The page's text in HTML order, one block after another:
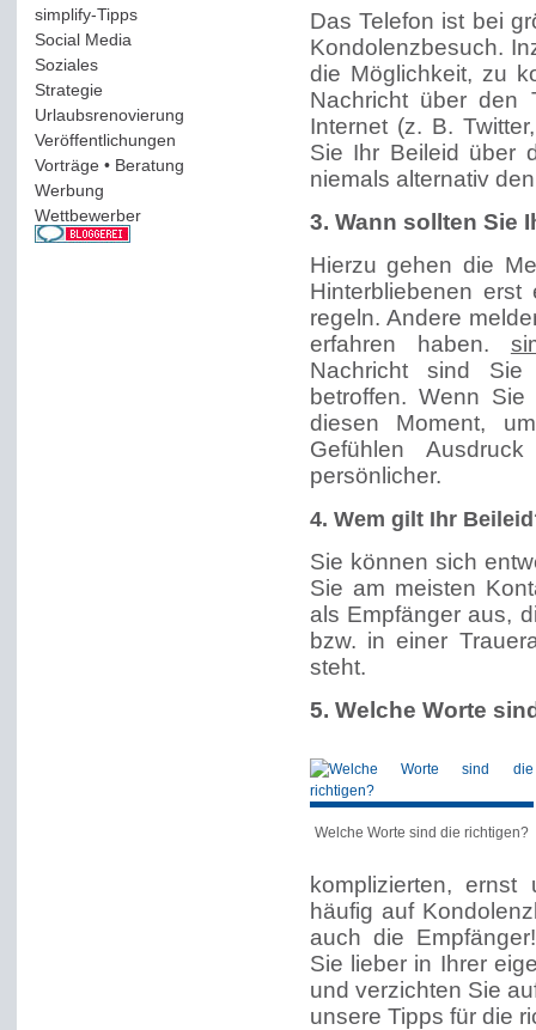
simplify-Tipps(123)
Social Media
Soziales(37)
Strategie(220)
Urlaubsrenovierung
Veröffentlichungen
Vorträge • Beratung
Werbung
Wettbewerber(61)
Das Telefon ist bei
Kondolenzbesuch.
die Möglichkeit, zu
Nachricht über den
Internet (z. B.
Sie Ihr Beileid über
niemals alternativ
3. Wann sollten Sie
Hierzu gehen die
Hinterbliebenen
regeln. Andere
erfahren haben.
Nachricht sind Sie
betroffen. Wenn
diesen Moment,
Gefühlen
persönlicher.
4. Wem gilt Ihr
Sie können sich
Sie am meisten
als Empfänger aus,
bzw. in einer
steht.
5. Welche Worte
Welche Worte sind die richtigen?
komplizierten,
häufig auf
auch die
Sie lieber in Ihrer
und verzichten Sie
unsere Tipps für die